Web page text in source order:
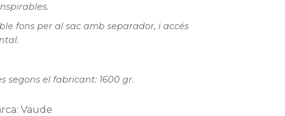
Vaude
fons per al sac amb separador, i accés
segons el fabricant: 1600 gr.